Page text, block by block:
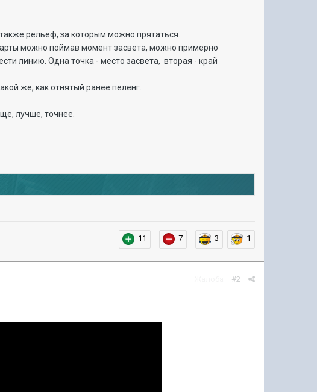
рельеф, за которым можно прятаться.
можно поймав момент засвета, можно примерно
линию. Одна точка - место засвета, вторая - край
же, как отнятый ранее пеленг.
лучше, точнее.
11 7 3 1
#2